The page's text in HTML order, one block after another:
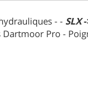
- - SLX
Pro -